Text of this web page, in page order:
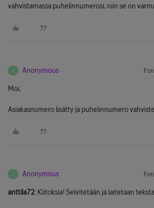
vahvistamassa puhelinnumerosi, niin se on
A Anonymous
Moi,
Asiakasnumero lisätty ja puhelinnumero
A Anonymous
anttila72: Kiitoksia! Selvitetään ja laitetaan